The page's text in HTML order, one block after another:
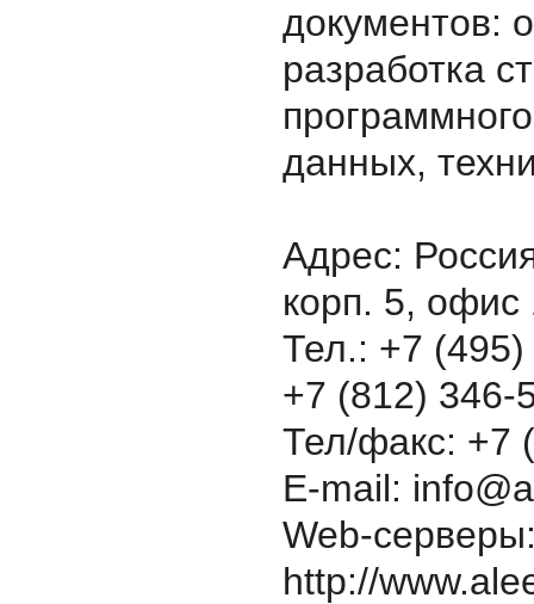
документов:
разработка
данных,
Адрес:
корп. 5, офис
Тел.: +7
+7 (812) 346-
Тел/факс: +7
E-mail:
Web-
http://